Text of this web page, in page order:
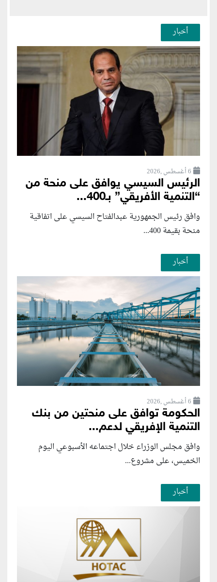
أخبار
6 أغسطس ,2026
الرئيس السيسي يوافق على منحة من
“التنمية الأفريقي” بـ400...
وافق رئيس الجمهورية عبدالفتاح السيسي على اتفاقية
منحة بقيمة 400...
أخبار
6 أغسطس ,2026
الحكومة توافق على منحتين من بنك
التنمية الإفريقي لدعم...
وافق مجلس الوزراء خلال اجتماعه الأسبوعي اليوم
الخميس، على مشروع...
أخبار